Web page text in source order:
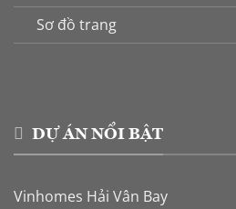
Sơ đồ trang
DỰ ÁN NỔI BẬT
Vinhomes Hải Vân Bay